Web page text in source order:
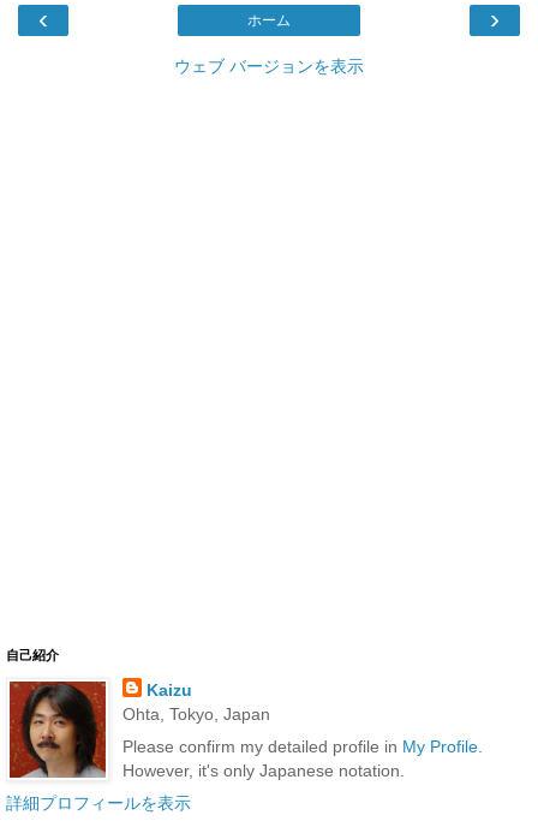
‹ ›
ホーム
ウェブ バージョンを表示
自己紹介
Kaizu
Ohta, Tokyo, Japan
Please confirm my detailed profile in My Profile.
However, it's only Japanese notation.
詳細プロフィールを表示